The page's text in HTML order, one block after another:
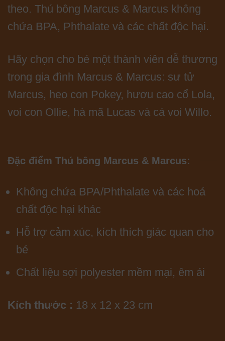
theo. Thú bông Marcus & Marcus không
chứa BPA, Phthalate và các chất độc hại.
Hãy chọn cho bé một thành viên dễ thương
trong gia đình Marcus & Marcus: sư tử
Marcus, heo con Pokey, hươu cao cổ Lola,
voi con Ollie, hà mã Lucas và cá voi Willo.
Đặc điểm Thú bông Marcus & Marcus:
Không chứa BPA/Phthalate và các hoá
chất độc hại khác
Hỗ trợ cảm xúc, kích thích giác quan cho
bé
Chất liệu sợi polyester mềm mại, êm ái
Kích thước : 18 x 12 x 23 cm